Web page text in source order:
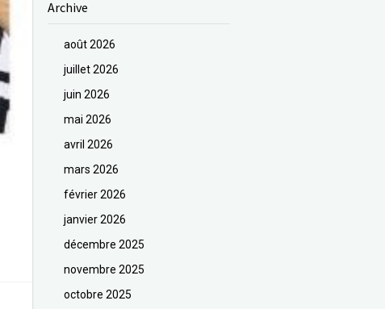
Archive
août 2026
juillet 2026
juin 2026
mai 2026
avril 2026
mars 2026
février 2026
janvier 2026
décembre 2025
novembre 2025
octobre 2025